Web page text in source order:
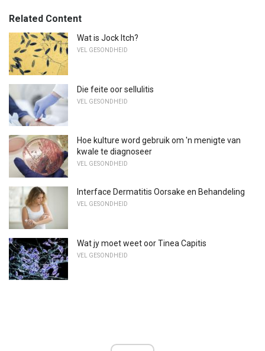
Related Content
Wat is Jock Itch?
VEL GESONDHEID
Die feite oor sellulitis
VEL GESONDHEID
Hoe kulture word gebruik om 'n menigte van
kwale te diagnoseer
VEL GESONDHEID
Interface Dermatitis Oorsake en Behandeling
VEL GESONDHEID
Wat jy moet weet oor Tinea Capitis
VEL GESONDHEID